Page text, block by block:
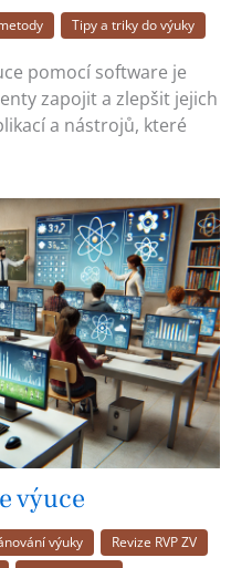
Tipy a triky do výuky
pomocí software je
zapojit a zlepšit jejich
a nástrojů, které
výuce
výuky
Revize RVP ZV